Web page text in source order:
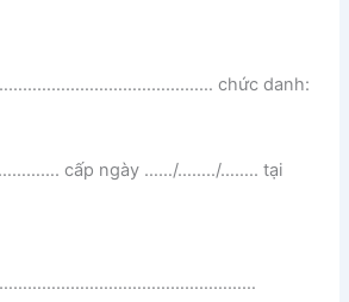
chức danh:
cấp ngày ……/……../…….. tại